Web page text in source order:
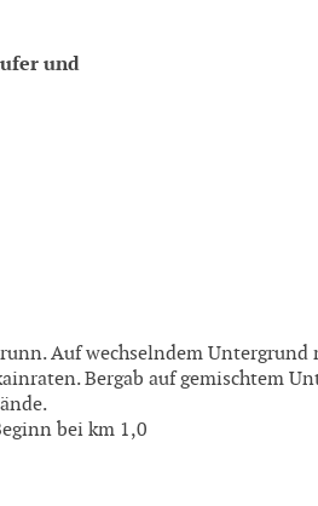
und
Auf wechselndem
Bergab auf gemischtem
bei km 1,0